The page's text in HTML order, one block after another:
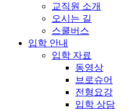
교직원 소개
오시는 길
스쿨버스
입학 안내
입학 자료
동영상
브로슈어
전형요강
입학 상담